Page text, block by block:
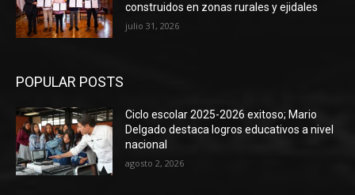
construidos en zonas rurales y ejidales
julio 31, 2026
POPULAR POSTS
Ciclo escolar 2025-2026 exitoso; Mario
Delgado destaca logros educativos a nivel
nacional
agosto 2, 2026